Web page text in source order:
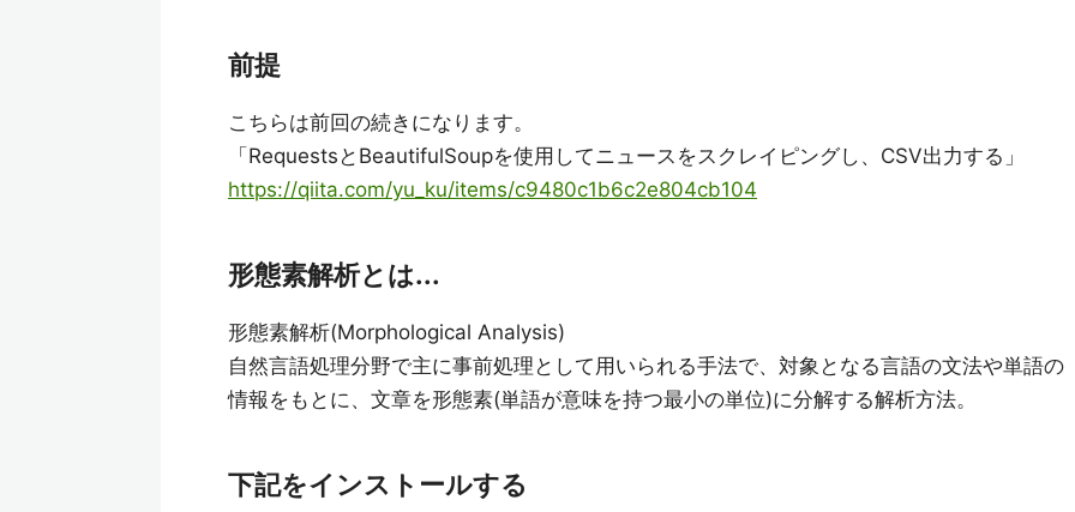
前提
こちらは前回の続きになります。
「RequestsとBeautifulSoupを使用してニュースをスクレイピングし、CSV出力する」
https://qiita.com/yu_ku/items/c9480c1b6c2e804cb104
形態素解析とは...
形態素解析(Morphological Analysis)
自然言語処理分野で主に事前処理として用いられる手法で、対象となる言語の文法や単語の
情報をもとに、文章を形態素(単語が意味を持つ最小の単位)に分解する解析方法。
下記をインストールする